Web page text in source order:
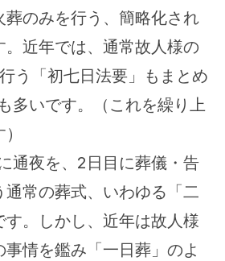
葬のみを行う、簡略化され
。近年では、通常故人様の
う「初七日法要」もまとめ
多いです。（これを繰り上
通夜を、2日目に葬儀・告
通常の葬式、いわゆる「二
す。しかし、近年は故人様
情を鑑み「一日葬」のよ